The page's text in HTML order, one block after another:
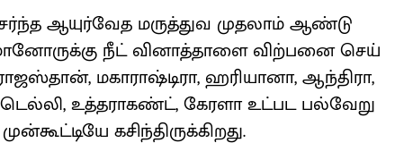
ஆயுர்​வேத மருத்​துவ முதலாம் ஆண்டு
நீட் வினாத்​தாளை விற்​பனை செய்​
மகா​ராஷ்டி​ரா, ஹரி​யா​னா, ஆந்​தி​ரா,
உத்​த​ராகண்ட், கேரளா உட்பட பல்​வேறு
கசிந்​திருக்​கிறது.